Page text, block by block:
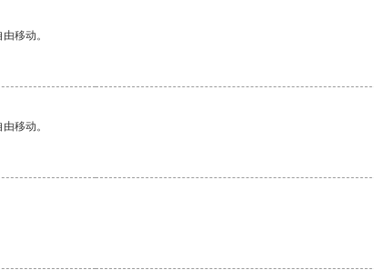
移动。
移动。